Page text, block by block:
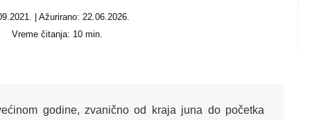
| Ažurirano: 22.06.2026.
Vreme čitanja: 10 min.
godine, zvanično od kraja juna do početka